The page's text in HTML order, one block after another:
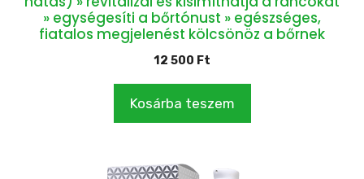
» egységesíti a bőrtónust » egészséges,
fiatalos megjelenést kölcsönöz a bőrnek
12 500 Ft
Kosárba teszem